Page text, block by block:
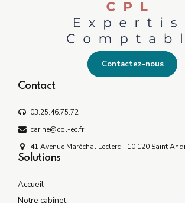
Contactez-nous
Contact
03.25.46.75.72
carine@cpl-ec.fr
41 Avenue Maréchal Leclerc - 10 120 Saint
Solutions
Accueil
Notre cabinet